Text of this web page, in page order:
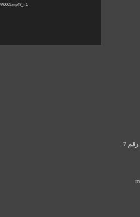
97 الإقامة السكنية أكدال الطابق السفلي رقم 7